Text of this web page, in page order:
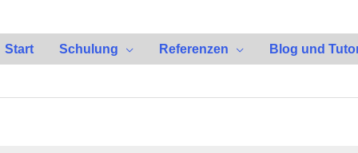
Start Schulung Referenzen Blog und